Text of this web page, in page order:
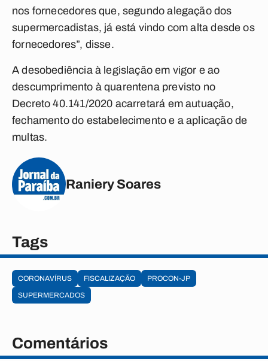
nos fornecedores que, segundo alegação dos
supermercadistas, já está vindo com alta desde os
fornecedores”, disse.
A desobediência à legislação em vigor e ao
descumprimento à quarentena previsto no
Decreto 40.141/2020 acarretará em autuação,
fechamento do estabelecimento e a aplicação de
multas.
Raniery Soares
Tags
CORONAVÍRUS FISCALIZAÇÃO
PROCON-JP
SUPERMERCADOS
Comentários